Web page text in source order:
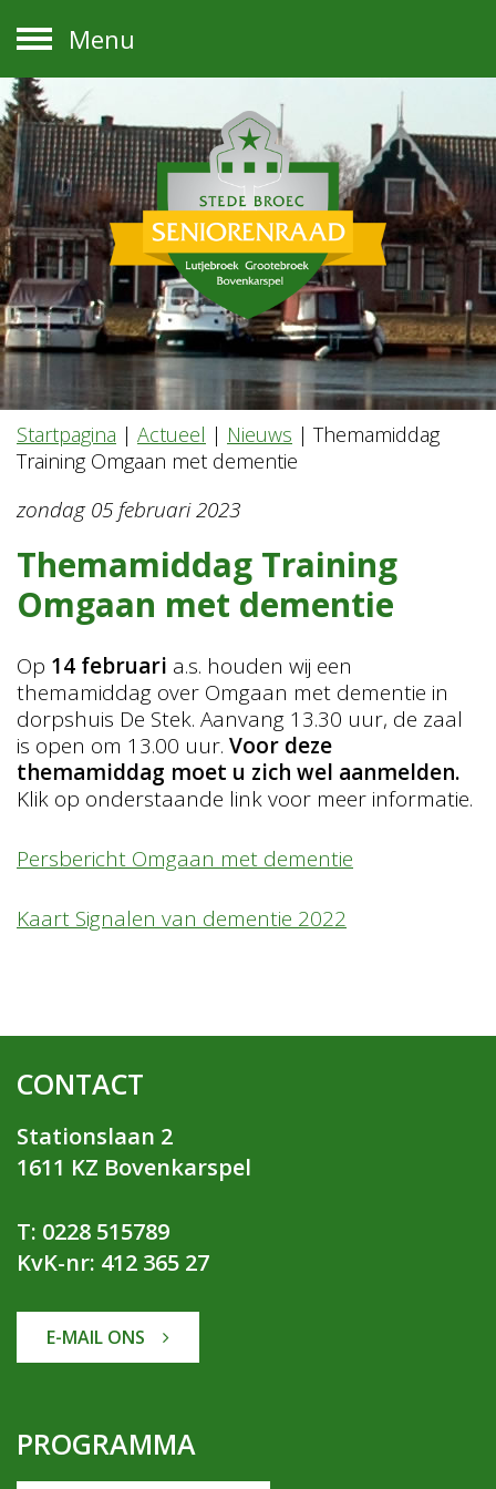
Menu
Startpagina | Actueel | Nieuws | Themamiddag
Training Omgaan met dementie
zondag 05 februari 2023
Themamiddag Training
Omgaan met dementie
Op 14 februari a.s. houden wij een
themamiddag over Omgaan met dementie in
dorpshuis De Stek. Aanvang 13.30 uur, de zaal
is open om 13.00 uur. Voor deze
themamiddag moet u zich wel aanmelden.
Klik op onderstaande link voor meer informatie.
Persbericht Omgaan met dementie
Kaart Signalen van dementie 2022
CONTACT
Stationslaan 2
1611 KZ Bovenkarspel
T: 0228 515789
KvK-nr: 412 365 27
E-MAIL ONS
PROGRAMMA